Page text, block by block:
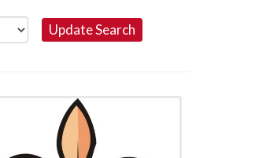
Update Search